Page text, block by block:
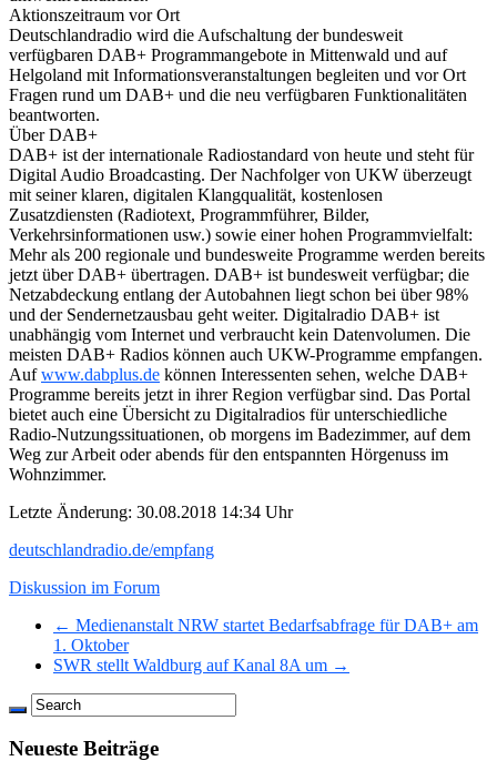
Aktionszeitraum vor Ort
Deutschlandradio wird die Aufschaltung der bundesweit
verfügbaren DAB+ Programmangebote in Mittenwald und auf
Helgoland mit Informationsveranstaltungen begleiten und vor Ort
Fragen rund um DAB+ und die neu verfügbaren Funktionalitäten
beantworten.
Über DAB+
DAB+ ist der internationale Radiostandard von heute und steht für
Digital Audio Broadcasting. Der Nachfolger von UKW überzeugt
mit seiner klaren, digitalen Klangqualität, kostenlosen
Zusatzdiensten (Radiotext, Programmführer, Bilder,
Verkehrsinformationen usw.) sowie einer hohen Programmvielfalt:
Mehr als 200 regionale und bundesweite Programme werden bereits
jetzt über DAB+ übertragen. DAB+ ist bundesweit verfügbar; die
Netzabdeckung entlang der Autobahnen liegt schon bei über 98%
und der Sendernetzausbau geht weiter. Digitalradio DAB+ ist
unabhängig vom Internet und verbraucht kein Datenvolumen. Die
meisten DAB+ Radios können auch UKW-Programme empfangen.
Aufwww.dabplus.de können Interessenten sehen, welche DAB+
Programme bereits jetzt in ihrer Region verfügbar sind. Das Portal
bietet auch eine Übersicht zu Digitalradios für unterschiedliche
Radio-Nutzungssituationen, ob morgens im Badezimmer, auf dem
Weg zur Arbeit oder abends für den entspannten Hörgenuss im
Wohnzimmer.
Letzte Änderung: 30.08.2018 14:34 Uhr
deutschlandradio.de/empfang
Diskussion im Forum
← Medienanstalt NRW startet Bedarfsabfrage für DAB+ am
1. Oktober
SWR stellt Waldburg auf Kanal 8A um →
Neueste Beiträge